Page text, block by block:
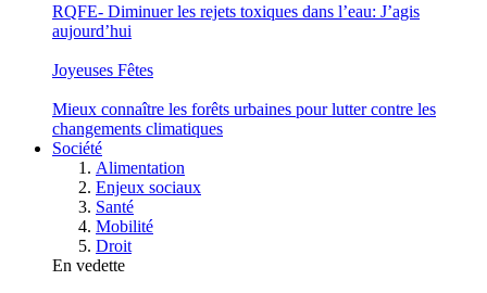
RQFE- Diminuer les rejets toxiques dans l’eau: J’agis
aujourd’hui
Joyeuses Fêtes
Mieux connaître les forêts urbaines pour lutter contre les
changements climatiques
Société
Alimentation
Enjeux sociaux
Santé
Mobilité
Droit
En vedette